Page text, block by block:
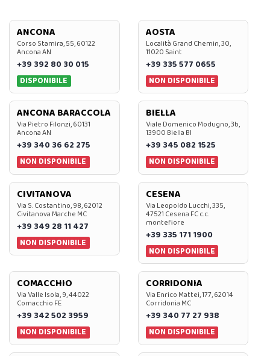
ANCONA
Corso Stamira, 55, 60122
Ancona AN
+39 392 80 30 015
DISPONIBILE
AOSTA
Località Grand Chemin, 30,
11020 Saint
+39 335 577 0655
NON DISPONIBILE
ANCONA BARACCOLA
Via Pietro Filonzi, 60131
Ancona AN
+39 340 36 62 275
NON DISPONIBILE
BIELLA
Viale Domenico Modugno, 3b,
13900 Biella BI
+39 345 082 1525
NON DISPONIBILE
CIVITANOVA
Via S. Costantino, 98, 62012
Civitanova Marche MC
+39 349 28 11 427
NON DISPONIBILE
CESENA
Via Leopoldo Lucchi, 335,
47521 Cesena FC c.c.
montefiore
+39 335 171 1900
NON DISPONIBILE
COMACCHIO
Via Valle Isola, 9, 44022
Comacchio FE
+39 342 502 3959
NON DISPONIBILE
CORRIDONIA
Via Enrico Mattei, 177, 62014
Corridonia MC
+39 340 77 27 938
NON DISPONIBILE